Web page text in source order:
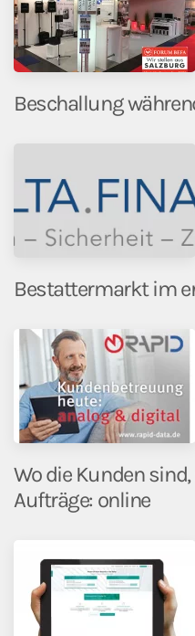
Beschallung
Bestattermarkt im
Wo die Kunden
Aufträge: online